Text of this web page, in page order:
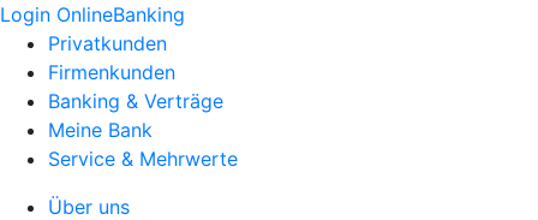
Login OnlineBanking
Privatkunden
Firmenkunden
Banking & Verträge
Meine Bank
Service & Mehrwerte
Über uns